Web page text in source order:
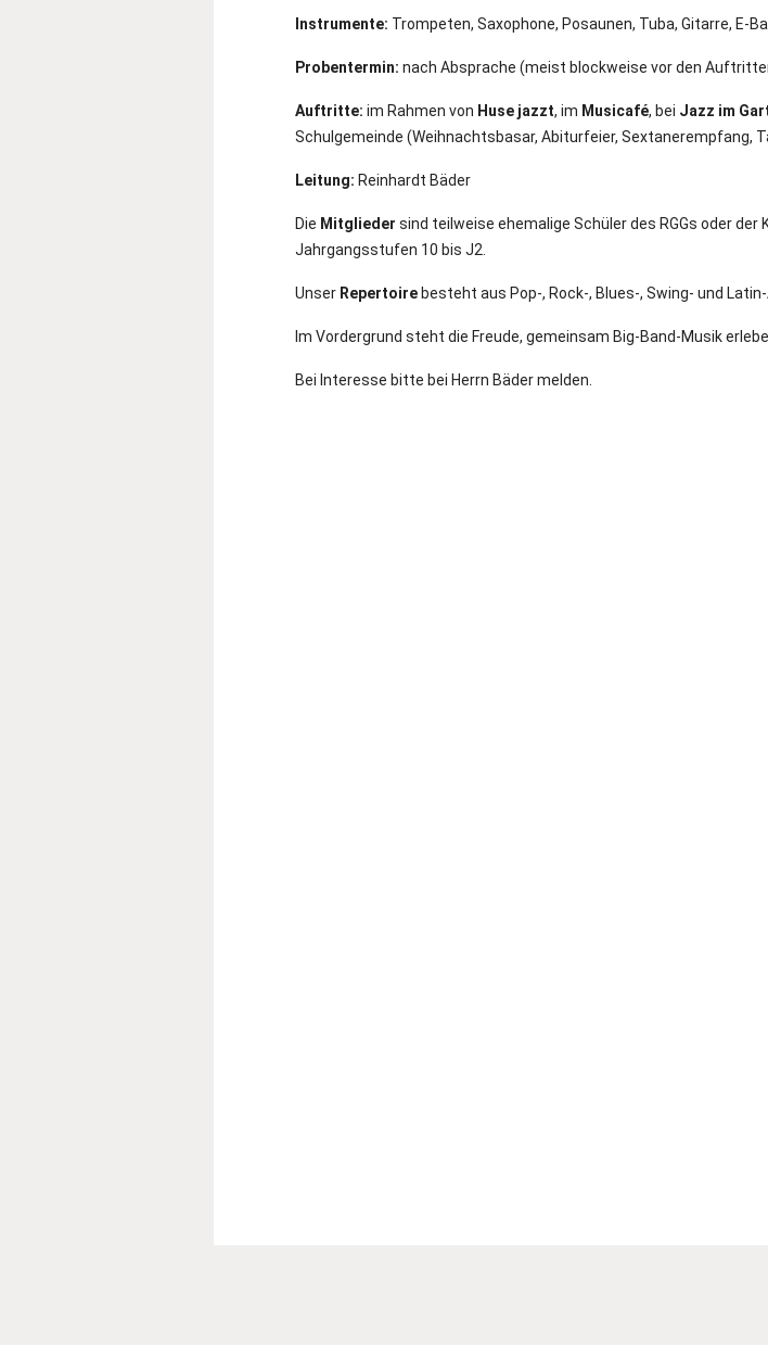
Instrumente: Trompeten, Saxophone, Posaunen, Tuba, Gitarre, E-
Probentermin: nach Absprache (meist blockweise vor den
Auftritte: im Rahmen von Huse jazzt, im Musicafé, bei Jazz im
Schulgemeinde (Weihnachtsbasar, Abiturfeier, Sextanerempfang,
Leitung: Reinhardt Bäder
Die Mitglieder sind teilweise ehemalige Schüler des RGGs oder
Jahrgangsstufen 10 bis J2.
Unser Repertoire besteht aus Pop-, Rock-, Blues-, Swing- und
Im Vordergrund steht die Freude, gemeinsam Big-Band-Musik
Bei Interesse bitte bei Herrn Bäder melden.